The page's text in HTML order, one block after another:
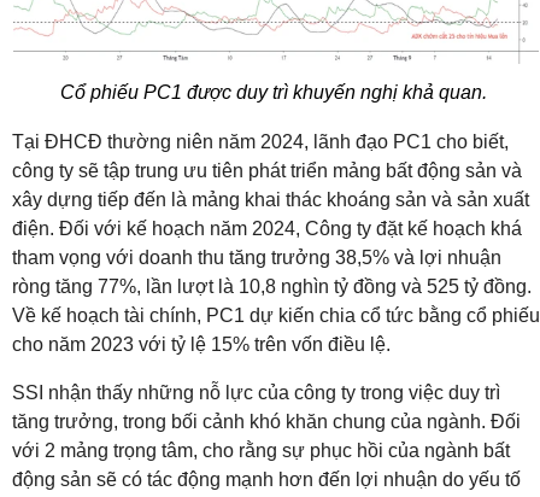
Cổ phiếu PC1 được duy trì khuyến nghị khả quan.
Tại ĐHCĐ thường niên năm 2024, lãnh đạo PC1 cho biết,
công ty sẽ tập trung ưu tiên phát triển mảng bất động sản và
xây dựng tiếp đến là mảng khai thác khoáng sản và sản xuất
điện. Đối với kế hoạch năm 2024, Công ty đặt kế hoạch khá
tham vọng với doanh thu tăng trưởng 38,5% và lợi nhuận
ròng tăng 77%, lần lượt là 10,8 nghìn tỷ đồng và 525 tỷ đồng.
Về kế hoạch tài chính, PC1 dự kiến chia cổ tức bằng cổ phiếu
cho năm 2023 với tỷ lệ 15% trên vốn điều lệ.
SSI nhận thấy những nỗ lực của công ty trong việc duy trì
tăng trưởng, trong bối cảnh khó khăn chung của ngành. Đối
với 2 mảng trọng tâm, cho rằng sự phục hồi của ngành bất
động sản sẽ có tác động mạnh hơn đến lợi nhuận do yếu tố